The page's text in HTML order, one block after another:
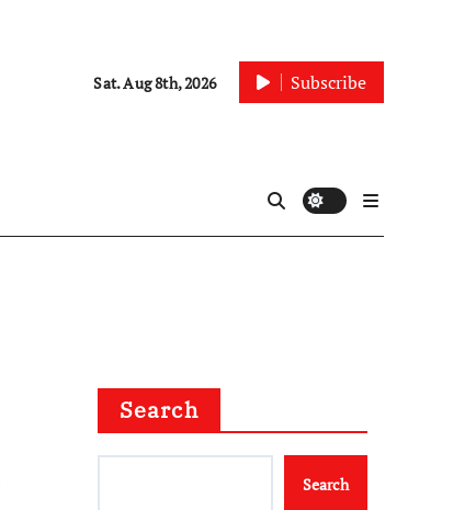
Sat. Aug 8th, 2026 Subscribe
Search
Search